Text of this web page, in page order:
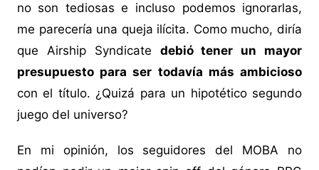
no son tediosas e incluso podemos ignorarlas,
me parecería una queja ilícita. Como mucho, diría
que Airship Syndicate debió tener un mayor
presupuesto para ser todavía más ambicioso
con el título. ¿Quizá para un hipotético segundo
juego del universo?
En mi opinión, los seguidores del MOBA no